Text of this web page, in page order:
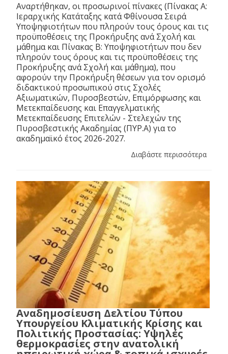
Αναρτήθηκαν, οι προσωρινοί πίνακες (Πίνακας Α:
Ιεραρχικής Κατάταξης κατά Φθίνουσα Σειρά
Υποψηφιοτήτων που πληρούν τους όρους και τις
προϋποθέσεις της Προκήρυξης ανά Σχολή και
μάθημα και Πίνακας Β: Υποψηφιοτήτων που δεν
πληρούν τους όρους και τις προϋποθέσεις της
Προκήρυξης ανά Σχολή και μάθημα), που
αφορούν την Προκήρυξη θέσεων για τον ορισμό
διδακτικού προσωπικού στις Σχολές
Αξιωματικών, Πυροσβεστών, Επιμόρφωσης και
Μετεκπαίδευσης και Επαγγελματικής
Μετεκπαίδευσης Επιτελών - Στελεχών της
Πυροσβεστικής Ακαδημίας (ΠΥΡ.Α) για το
ακαδημαϊκό έτος 2026-2027.
Διαβάστε περισσότερα
Αναδημοσίευση Δελτίου Τύπου
Υπουργείου Κλιματικής Κρίσης και
Πολιτικής Προστασίας: Υψηλές
θερμοκρασίες στην ανατολική